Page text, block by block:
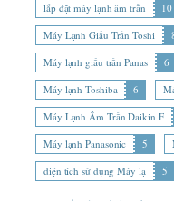
lắp đặt máy lạnh âm trần
10
Máy Lạnh Giấu Trần Toshi
Máy lạnh giấu trần Panas
6
Máy lạnh Toshiba
6
Máy Lạnh Âm Trần Daikin F
Máy lạnh Panasonic
5
diện tích sử dụng Máy lạ
5